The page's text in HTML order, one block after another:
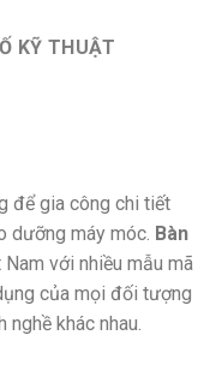
KỸ THUẬT
để gia công chi tiết
dưỡng máy móc. Bàn
với nhiều mẫu mã
của mọi đối tượng
nghề khác nhau.